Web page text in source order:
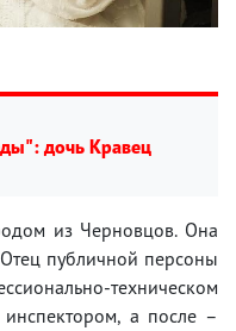
дочь Кравец
из Черновцов. Она
публичной персоны
техническом
а после –